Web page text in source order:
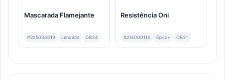
Mascarada Flamejante
#205034019 Lendário OB34
Resistência Oni
#214000114 Épico+ OB31